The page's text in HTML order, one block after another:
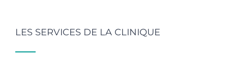
LES SERVICES DE LA CLINIQUE